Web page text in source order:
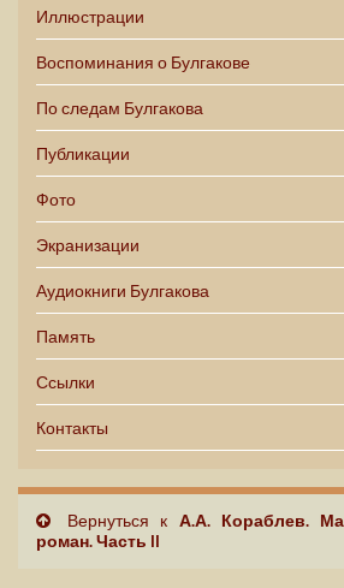
Иллюстрации
Воспоминания о Булгакове
По следам Булгакова
Публикации
Фото
Экранизации
Аудиокниги Булгакова
Память
Ссылки
Контакты
Вернуться к А.А. Кораблев.
роман. Часть II